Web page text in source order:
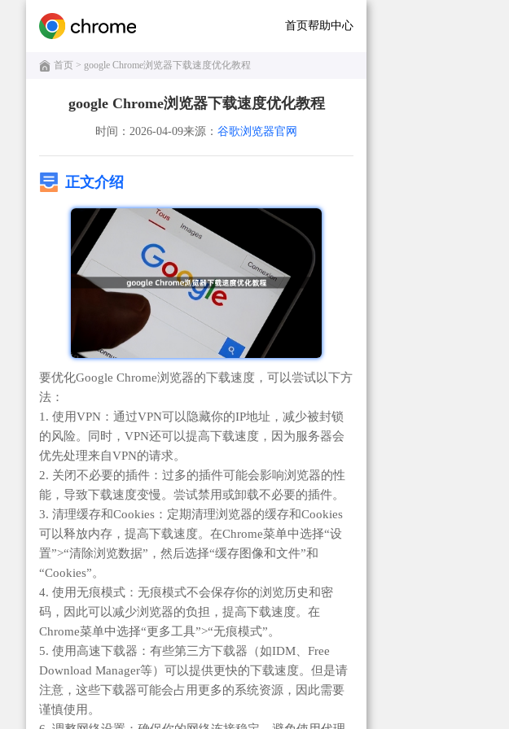
首页帮助中心
首页 > google Chrome浏览器下载速度优化教程
google Chrome浏览器下载速度优化教程
时间：2026-04-09来源： 谷歌浏览器官网
正文介绍
要优化Google Chrome浏览器的下载速度，可以尝试以下方
法：
1. 使用VPN：通过VPN可以隐藏你的IP地址，减少被封锁
的风险。同时，VPN还可以提高下载速度，因为服务器会
优先处理来自VPN的请求。
2. 关闭不必要的插件：过多的插件可能会影响浏览器的性
能，导致下载速度变慢。尝试禁用或卸载不必要的插件。
3. 清理缓存和Cookies：定期清理浏览器的缓存和Cookies
可以释放内存，提高下载速度。在Chrome菜单中选择“设
置”>“清除浏览数据”，然后选择“缓存图像和文件”和
“Cookies”。
4. 使用无痕模式：无痕模式不会保存你的浏览历史和密
码，因此可以减少浏览器的负担，提高下载速度。在
Chrome菜单中选择“更多工具”>“无痕模式”。
5. 使用高速下载器：有些第三方下载器（如IDM、Free
Download Manager等）可以提供更快的下载速度。但是请
注意，这些下载器可能会占用更多的系统资源，因此需要
谨慎使用。